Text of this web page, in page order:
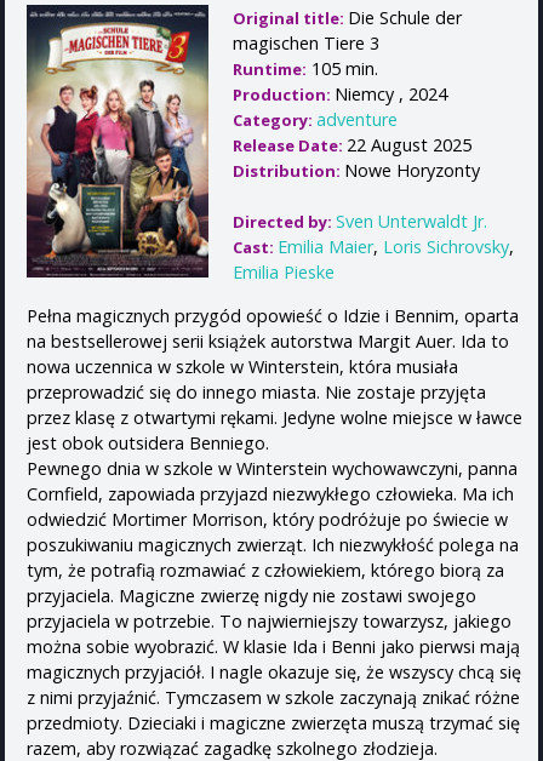
Original title: Die Schule der
magischen Tiere 3
Runtime: 105 min.
Production: Niemcy , 2024
Category: adventure
Release Date: 22 August 2025
Distribution: Nowe Horyzonty
Directed by: Sven Unterwaldt Jr.
Cast: Emilia Maier, Loris Sichrovsky,
Emilia Pieske
Pełna magicznych przygód opowieść o Idzie i Bennim, oparta
na bestsellerowej serii książek autorstwa Margit Auer. Ida to
nowa uczennica w szkole w Winterstein, która musiała
przeprowadzić się do innego miasta. Nie zostaje przyjęta
przez klasę z otwartymi rękami. Jedyne wolne miejsce w ławce
jest obok outsidera Benniego.
Pewnego dnia w szkole w Winterstein wychowawczyni, panna
Cornfield, zapowiada przyjazd niezwykłego człowieka. Ma ich
odwiedzić Mortimer Morrison, który podróżuje po świecie w
poszukiwaniu magicznych zwierząt. Ich niezwykłość polega na
tym, że potrafią rozmawiać z człowiekiem, którego biorą za
przyjaciela. Magiczne zwierzę nigdy nie zostawi swojego
przyjaciela w potrzebie. To najwierniejszy towarzysz, jakiego
można sobie wyobrazić. W klasie Ida i Benni jako pierwsi mają
magicznych przyjaciół. I nagle okazuje się, że wszyscy chcą się
z nimi przyjaźnić. Tymczasem w szkole zaczynają znikać różne
przedmioty. Dzieciaki i magiczne zwierzęta muszą trzymać się
razem, aby rozwiązać zagadkę szkolnego złodzieja.